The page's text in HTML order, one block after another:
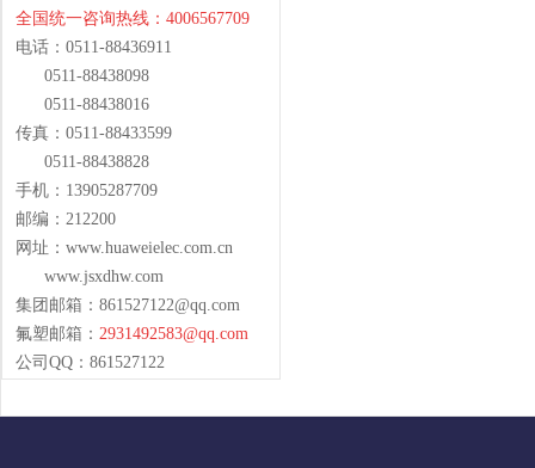
全国统一咨询热线：4006567709
电话：0511-88436911
0511-88438098
0511-88438016
传真：0511-88433599
0511-88438828
手机：13905287709
邮编：212200
网址：www.huaweielec.com.cn
www.jsxdhw.com
集团邮箱： 861527122@qq.com
氟塑邮箱： 2931492583@qq.com
公司QQ：861527122